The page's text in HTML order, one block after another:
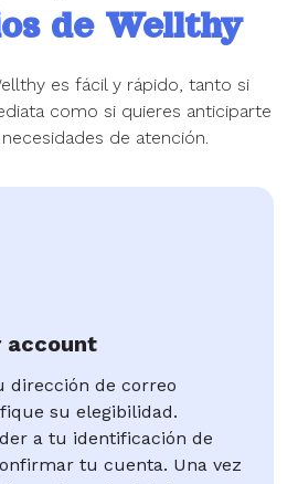
de Wellthy
es fácil y rápido, tanto si
como si quieres anticiparte
de atención.
account
dirección de correo
su elegibilidad.
a tu identificación de
tu cuenta. Una vez